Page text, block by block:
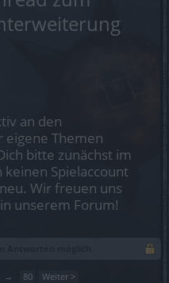
an den
eigene Themen
bitte zunächst im
keinen Spielaccount
Wir freuen uns
unserem Forum!
→ 80 Weiter >